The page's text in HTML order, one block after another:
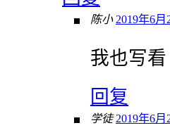
陈小 2019年6月
我也写看
回复
学徒 2019年6月